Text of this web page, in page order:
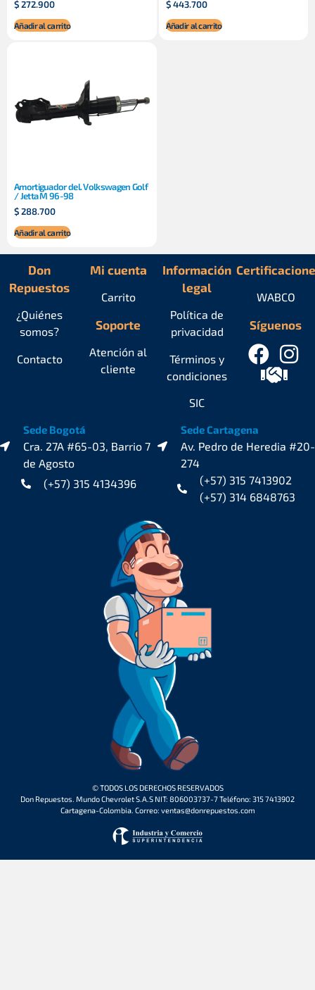
$272.900
Añadir al carrito
$443.700
Añadir al carrito
Amortiguador del. Volkswagen Golf
/ Jetta M 96-98
$288.700
Añadir al carrito
Don
Repuestos
¿Quiénes
somos?
Contacto
Mi cuenta
Carrito
Soporte
Atención al
cliente
Información
legal
Política de
privacidad
Términos y
condiciones
SIC
Síguenos
WABCO
Sede Bogotá
Cra. 27A #65-03, Barrio 7
de Agosto
(+57) 315 4134396
Sede Cartagena
Av. Pedro de Heredia #20-
274
(+57) 315 7413902
(+57) 314 6848763
© TODOS LOS DERECHOS RESERVADOS
Don Repuestos. Mundo Chevrolet S.A.S NIT: 806003737-7 Teléfono: 315 7413902
Cartagena-Colombia. Correo: ventas@donrepuestos.com